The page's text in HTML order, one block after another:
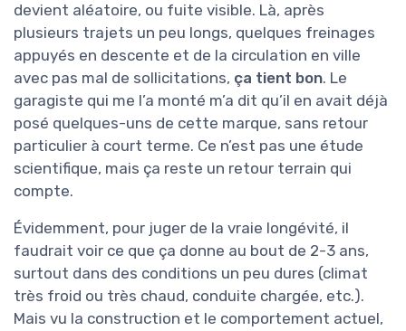
devient aléatoire, ou fuite visible. Là, après
plusieurs trajets un peu longs, quelques freinages
appuyés en descente et de la circulation en ville
avec pas mal de sollicitations, ça tient bon. Le
garagiste qui me l’a monté m’a dit qu’il en avait déjà
posé quelques-uns de cette marque, sans retour
particulier à court terme. Ce n’est pas une étude
scientifique, mais ça reste un retour terrain qui
compte.
Évidemment, pour juger de la vraie longévité, il
faudrait voir ce que ça donne au bout de 2-3 ans,
surtout dans des conditions un peu dures (climat
très froid ou très chaud, conduite chargée, etc.).
Mais vu la construction et le comportement actuel,